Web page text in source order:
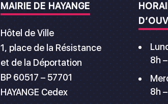
MAIRIE DE HAYANGE
Hôtel de Ville
1, place de la Résistance
et de la Déportation
BP 60517 – 57701
HAYANGE Cedex
8h
8h